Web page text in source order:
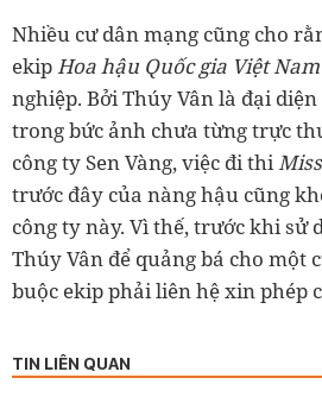
Nhiều cư dân mạng cũng cho
ekipHoa hậu Quốc gia Việt Nam
nghiệp. Bởi Thúy Vân là đại
trong bức ảnh chưa từng trực
công ty Sen Vàng, việc đi thi
trước đây của nàng hậu cũng
công ty này. Vì thế, trước khi sử
Thúy Vân để quảng bá cho một
buộc ekip phải liên hệ xin phép
TIN LIÊN QUAN